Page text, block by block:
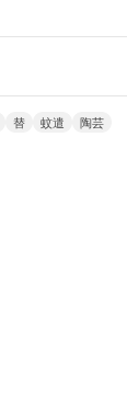
替 蚊遣 陶芸